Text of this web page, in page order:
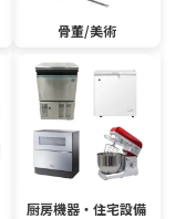
骨董/美術
厨房機器・住宅設備